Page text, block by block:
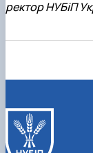
ректор НУБіП